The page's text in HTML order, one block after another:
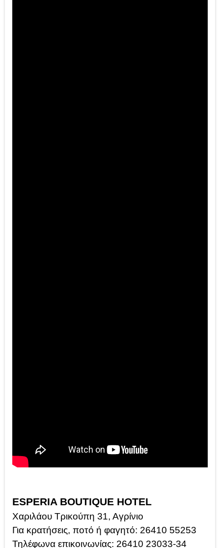
ESPERIA BOUTIQUE HOTEL
Χαριλάου Τρικούπη 31, Αγρίνιο
Για κρατήσεις, ποτό ή φαγητό: 26410 55253
Τηλέφωνα επικοινωνίας: 26410 23033-34